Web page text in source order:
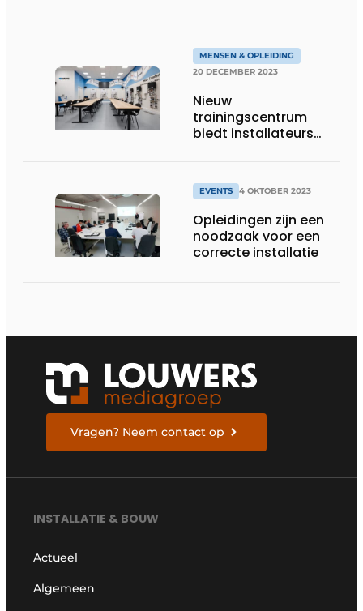
MENSEN & OPLEIDING
20 DECEMBER 2023
Nieuw
trainingscentrum
biedt installateurs
EVENTS 4 OKTOBER 2023
Opleidingen zijn een
noodzaak voor een
correcte installatie
Vragen? Neem contact op
INSTALLATIE & BOUW
Actueel
Algemeen